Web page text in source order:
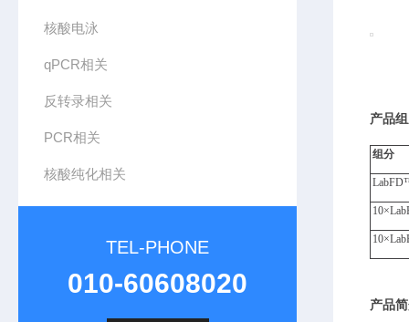
核酸电泳
qPCR相关
反转录相关
PCR相关
核酸纯化相关
TEL-PHONE
010-60608020
产品
组分
LabFD
10×
10×
产品